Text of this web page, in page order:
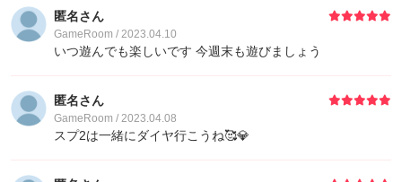
匿名さん
GameRoom / 2023.04.10
いつ遊んでも楽しいです 今週末も遊びましょう
匿名さん
GameRoom / 2023.04.08
スプ2は一緒にダイヤ行こうね🥰💎